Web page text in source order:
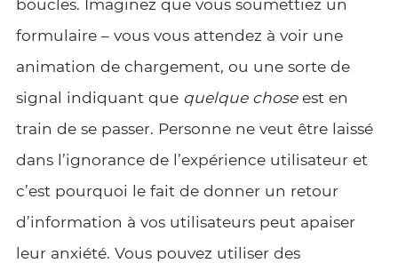
boucles. Imaginez que vous soumettiez un
formulaire – vous vous attendez à voir une
animation de chargement, ou une sorte de
signal indiquant que quelque choseest en
train de se passer. Personne ne veut être laissé
dans l’ignorance de l’expérience utilisateur et
c’est pourquoi le fait de donner un retour
d’information à vos utilisateurs peut apaiser
leur anxiété. Vous pouvez utiliser des